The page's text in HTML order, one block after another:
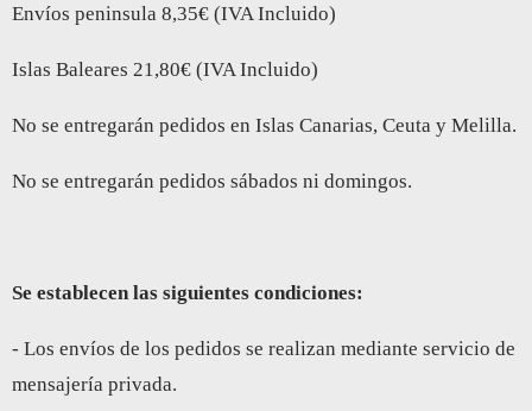
Envíos peninsula 8,35€ (IVA Incluido)
Islas Baleares 21,80€ (IVA Incluido)
No se entregarán pedidos en Islas Canarias, Ceuta y Melilla.
No se entregarán pedidos sábados ni domingos.
Se establecen las siguientes condiciones:
- Los envíos de los pedidos se realizan mediante servicio de
mensajería privada.